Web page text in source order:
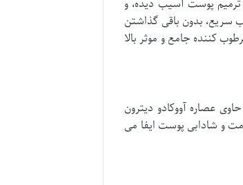
پوست آسیب دیده، و
بدون باقی گذاشتن
کننده جامع و موثر بالا
عصاره آووکادو دیترون
و شادابی پوست ایفا می